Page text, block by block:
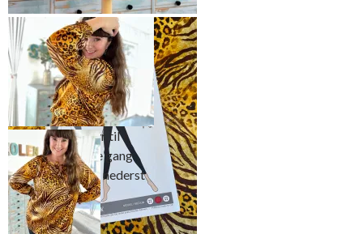
Superenkel, men lekker bluse i
dyreprint.
Mønsteret innbyr til
variasjon – denne gang
sydde jeg smock nederst
på ermene